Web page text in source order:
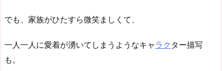
でも、家族がひたすら微笑ましくて、
一人一人に愛着が湧いてしまうようなキャラク ター描写
も。